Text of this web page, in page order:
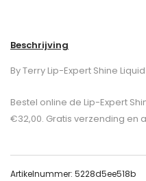
Beschrijving
By Terry Lip-Expert Shine
Bestel online de Lip-Expert
€32,00. Gratis verzending en
Artikelnummer: 5228d5ee518b